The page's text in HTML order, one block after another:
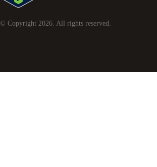
© Copyright 2026 . All rights reserved.